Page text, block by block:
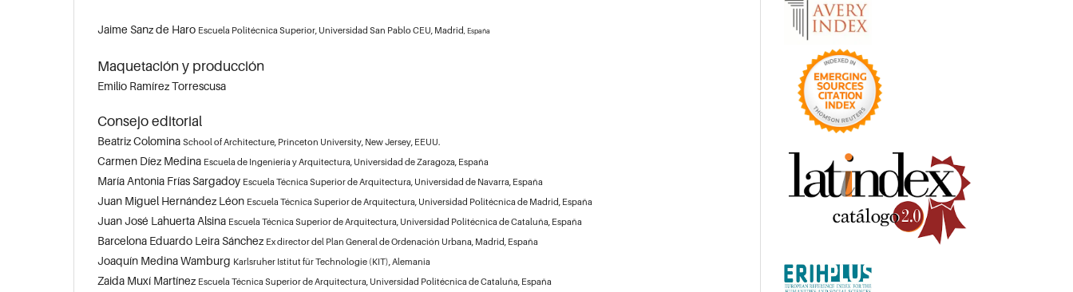
Jaime Sanz de Haro Escuela Politécnica Superior, Universidad San Pablo CEU, Madrid , España
Maquetación y producción
Emilio Ramírez Torrescusa
Consejo editorial
Beatriz Colomina School of Architecture, Princeton University, New Jersey, EEUU.
Carmen Díez Medina Escuela de Ingeniería y Arquitectura, Universidad de Zaragoza, España
María Antonia Frías Sargadoy Escuela Técnica Superior de Arquitectura, Universidad de Navarra, España
Juan Miguel Hernández Léon Escuela Técnica Superior de Arquitectura, Universidad Politécnica de Madrid, España
Juan José Lahuerta Alsina Escuela Técnica Superior de Arquitectura, Universidad Politécnica de Cataluña, España
Barcelona Eduardo Leira Sánchez Ex director del Plan General de Ordenación Urbana, Madrid, España
Joaquín Medina Wamburg Karlsruher Istitut für Technologie (KIT), Alemania
Zaida Muxí Martínez Escuela Técnica Superior de Arquitectura, Universidad Politécnica de Cataluña, España